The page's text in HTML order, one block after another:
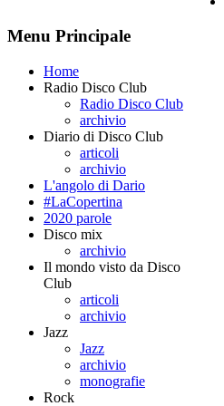
Menu Principale
Home
Radio Disco Club
Radio Disco Club
archivio
Diario di Disco Club
articoli
archivio
L'angolo di Dario
#LaCopertina
2020 parole
Disco mix
archivio
Il mondo visto da Disco
Club
articoli
archivio
Jazz
Jazz
archivio
monografie
Rock